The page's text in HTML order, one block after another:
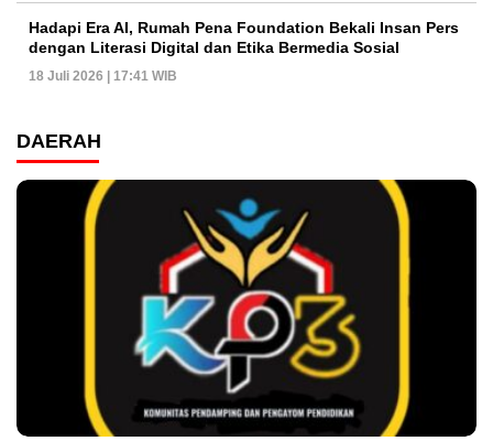
Hadapi Era AI, Rumah Pena Foundation Bekali Insan Pers
dengan Literasi Digital dan Etika Bermedia Sosial
18 Juli 2026 | 17:41 WIB
DAERAH